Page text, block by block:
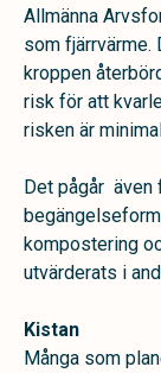
Allmänna
som fjärrvärme.
kroppen
risk för att
risken är
Det pågår även
kompostering
utvärderats i
Kistan
Många som